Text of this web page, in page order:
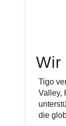
Wir
Tigo
Valley,
die